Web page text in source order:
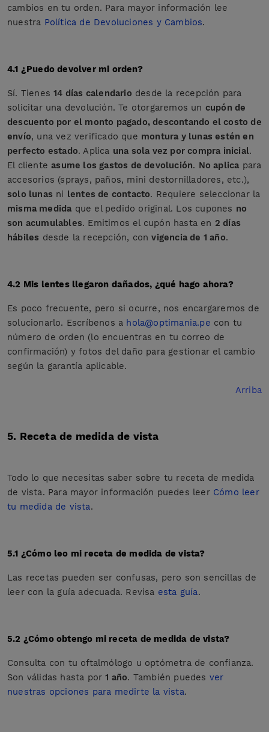
cambios en tu orden. Para mayor información lee
nuestra Política de Devoluciones y Cambios.
4.1 ¿Puedo devolver mi orden?
Sí. Tienes14 días calendario desde la recepción para
solicitar una devolución. Te otorgaremos un cupón de
descuento por el monto pagado, descontando el costo de
envío, una vez verificado que montura y lunas estén en
perfecto estado. Aplica una sola vez por compra inicial.
El clienteasume los gastos de devolución. No aplica para
accesorios (sprays, paños, mini destornilladores, etc.),
solo lunas ni lentes de contacto. Requiere seleccionar la
misma medida que el pedido original. Los cupones no
son acumulables. Emitimos el cupón hasta en 2 días
hábiles desde la recepción, convigencia de 1 año.
4.2 Mis lentes llegaron dañados, ¿qué hago ahora?
Es poco frecuente, pero si ocurre, nos encargaremos de
solucionarlo. Escríbenos a hola@optimania.pe con tu
número de orden (lo encuentras en tu correo de
confirmación) y fotos del daño para gestionar el cambio
según la garantía aplicable.
Arriba
5. Receta de medida de vista
Todo lo que necesitas saber sobre tu receta de medida
de vista. Para mayor información puedes leer Cómo leer
tu medida de vista.
5.1 ¿Cómo leo mi receta de medida de vista?
Las recetas pueden ser confusas, pero son sencillas de
leer con la guía adecuada. Revisa esta guía.
5.2 ¿Cómo obtengo mi receta de medida de vista?
Consulta con tu oftalmólogo u optómetra de confianza.
Son válidas hasta por1 año. También puedes ver
nuestras opciones para medirte la vista.